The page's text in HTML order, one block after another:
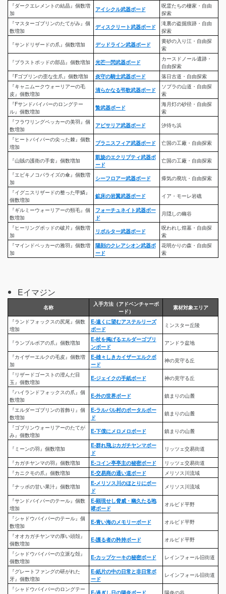
『ダークエレメントの結晶』個数増
加
アイシクル武器ボード
呪霊たちの棲家・自由
探索
『マスターゴブリンのたてがみ』個
数増加
ディスクリート武器ボード
滝裏の盗掘痕跡・自由
探索
『サンドリザードの爪』個数増加
デッドライン武器ボード
黄砂の入り江・自由探
索
『ブラストポッドの部品』個数増加
光芒一閃武器ボード
カースドノール遺跡・
自由探索
『Fゴブリンの歪な生爪』個数増加
炎守の騎士武器ボード
落日古道・自由探索
『キャニムークウォーリアーの毛
皮』個数増加
清らかなる弔歌武器ボード
ソプラの山道・自由探
索
『Fサンドバイパーのロングテー
ル』個数増加
贄武器ボード
海月灯の砂径・自由探
索
『フラワリングペッカーの美羽』個
数増加
アビサリア武器ボード
汐待ち浜
『ヒートバイパーの尖った棘』個数
増加
プラニスフィア武器ボード 亡国の工廠・自由探索
『山賊の護衛の手套』個数増加
凱旋のエクリプティ武器ボ
ード
亡国の工廠・自由探索
『エビキノコパライズの傘』個数増
加
シーフロアー武器ボード
瘴気の廃坑・自由探索
『イグニスリザードの整った甲鱗』
個数増加
鉱床の岩翼武器ボード
イア・モーレ岩礁
『ギルミーウォーリアーの頸毛』個
数増加
フォーチュネイト武器ボー
ド
月隠しの幽谷
『ヒーリングポッドの破片』個数増
加
リボルター武器ボード
呪われし煌墓・自由探
索
『マインドペッカーの雅羽』個数増
加
陽刻のクレアシオン武器ボ
ード
花明かりの森・自由探
索
Eイマジン
名称
入手方法（アドベンチャーボ
ード）
素材対象エリア
『ランドフォックスの尻尾』個数
増加
E-遠くに望むアステルリーズ
ボード
ミンスター丘陵
『ランブルボアの爪』個数増加
E-杖を掲げるエルダーゴブリ
ンボード
アンドラ盆地
『カイザーエルクの毛皮』個数増
加
E-雄々しきカイザーエルクボ
ード
神の見守る丘
『リザードゴーストの澄んだ目
玉』個数増加
E-ジェイクの手紙ボード
神の見守る丘
『ハイランドフォックスの爪』個
数増加
E-外の世界ボード
鎮まりの山麓
『エルダーゴブリンの首飾り』個
数増加
E-ラルパル村のポータルボー
ド
鎮まりの山麓
『ゴブリンウォーリアーのたてが
み』個数増加
E-下僕にメロメロボード 鎮まりの山麓
『ミーンの羽』個数増加
E-群れ飛ぶカガチヤンマボー
ド
リッツェ交易街道
『カガチヤンマの羽』個数増加
E-コイン亭亭主の秘密ボード
リッツェ交易街道
『カニクモの爪』個数増加
E-交易商の通い道ボード
メリソス川流域
『ナッポの甘い果汁』個数増加
E-メリソス川のほとりにボー
ド
メリソス川流域
『サンドバイパーのテール』個数
増加
E-顕現せし脅威・幽久たる咆
哮ボード
オルビド平野
『シャドウバイパーのテール』個
数増加
E-青い海のメモリーボード
オルビド平野
『オオカガチヤンマの厚い頭殻』
個数増加
E-護る者の矜持ボード
オルビド平野
『シャドウバイパーの立派な殻』
個数増加
E-カップケーキの秘密ボード
レインフォール旧街道
『グレートファングの研がれた
牙』個数増加
E-紙片の中の日常と非日常ボ
ード
レインフォール旧街道
『シャドウバイパーのロングテー
E-過ぎし日の陽炎ボード 陽炎の谷